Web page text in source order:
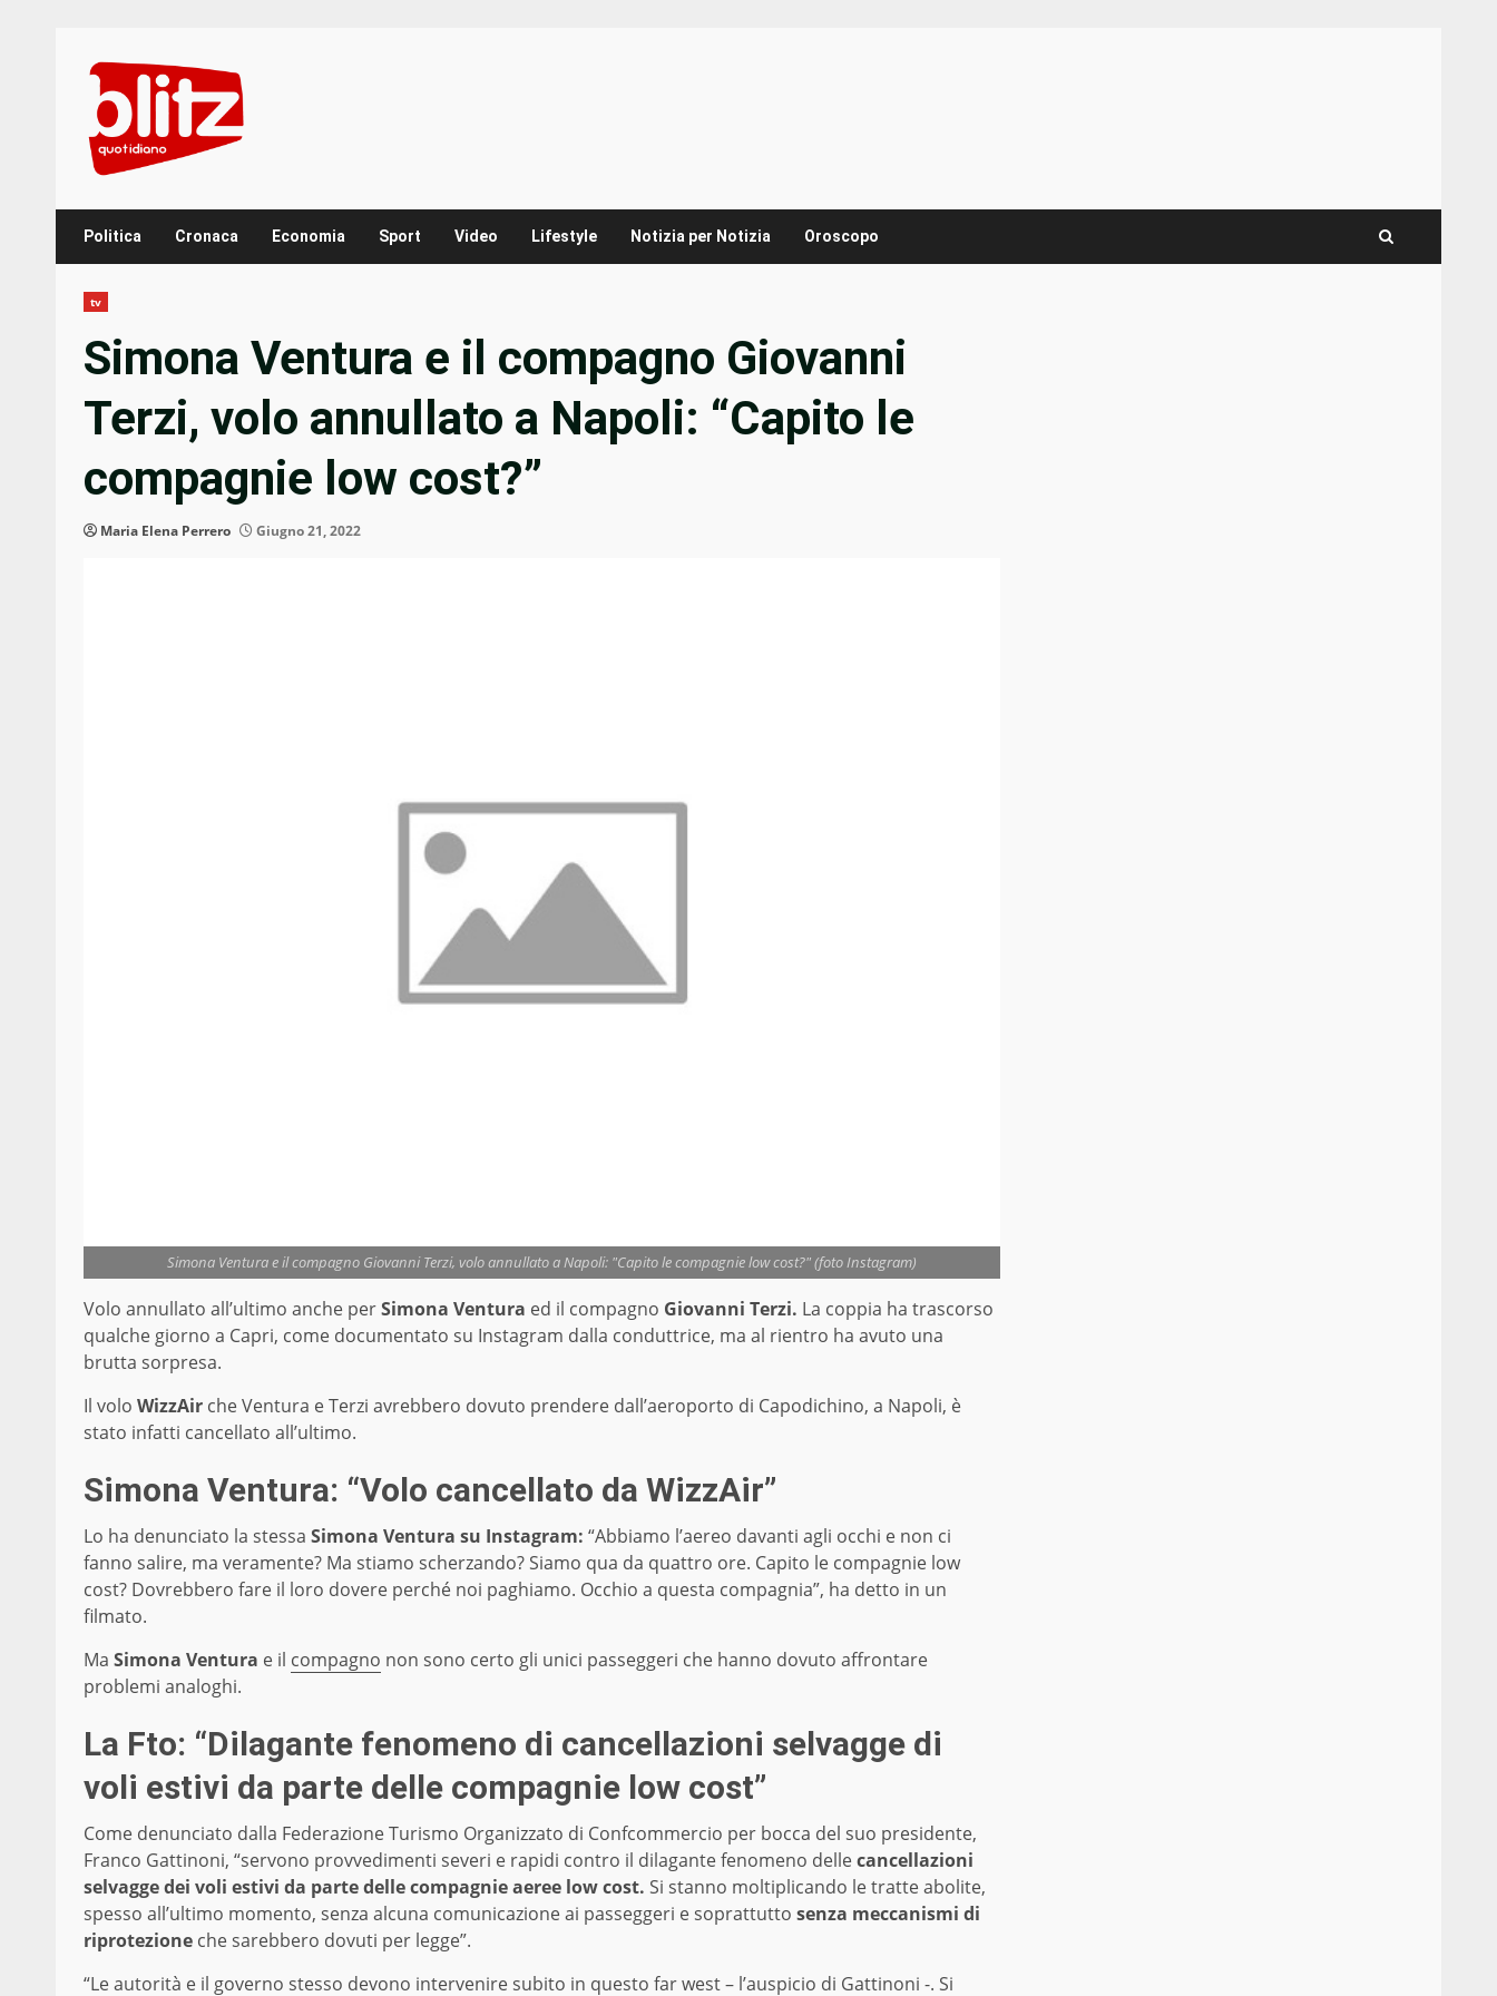
content
Politica Cronaca Economia Sport Video Lifestyle Notizia per Notizia Oroscopo
tv
Simona Ventura e il compagno Giovanni
Terzi, volo annullato a Napoli: “Capito le
compagnie low cost?”
Maria Elena Perrero Giugno 21, 2022
Simona Ventura e il compagno Giovanni Terzi, volo annullato a Napoli: "Capito le compagnie low cost?" (foto Instagram)
Volo annullato all’ultimo anche perSimona Ventura ed il compagno Giovanni Terzi. La coppia ha trascorso
qualche giorno a Capri, come documentato su Instagram dalla conduttrice, ma al rientro ha avuto una
brutta sorpresa.
Il volo WizzAir che Ventura e Terzi avrebbero dovuto prendere dall’aeroporto di Capodichino, a Napoli, è
stato infatti cancellato all’ultimo.
Simona Ventura: “Volo cancellato da WizzAir”
Lo ha denunciato la stessa Simona Ventura su Instagram: “Abbiamo l’aereo davanti agli occhi e non ci
fanno salire, ma veramente? Ma stiamo scherzando? Siamo qua da quattro ore. Capito le compagnie low
cost? Dovrebbero fare il loro dovere perché noi paghiamo. Occhio a questa compagnia”, ha detto in un
filmato.
Ma Simona Ventura e il compagno non sono certo gli unici passeggeri che hanno dovuto affrontare
problemi analoghi.
La Fto: “Dilagante fenomeno di cancellazioni selvagge di
voli estivi da parte delle compagnie low cost”
Come denunciato dalla Federazione Turismo Organizzato di Confcommercio per bocca del suo presidente,
Franco Gattinoni, “servono provvedimenti severi e rapidi contro il dilagante fenomeno dellecancellazioni
selvagge dei voli estivi da parte delle compagnie aeree low cost. Si stanno moltiplicando le tratte abolite,
spesso all’ultimo momento, senza alcuna comunicazione ai passeggeri e soprattutto senza meccanismi di
riprotezione che sarebbero dovuti per legge”.
“Le autorità e il governo stesso devono intervenire subito in questo far west – l’auspicio di Gattinoni -. Si